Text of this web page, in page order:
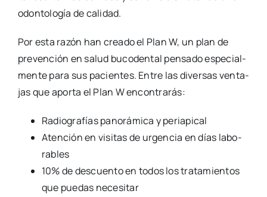
odon­to­lo­gía de cali­dad.
Por esta razón han crea­do el Plan W, un plan de
pre­ven­ción en salud buco­den­tal pen­sa­do espe­cial­
men­te para sus pacien­tes. Entre las diver­sas ven­ta­
jas que apor­ta el Plan W encon­tra­rás:
Radio­gra­fías pano­rá­mi­ca y peria­pi­cal
Aten­ción en visi­tas de urgen­cia en días labo­
ra­bles
10% de des­cuen­to en todos los tra­ta­mien­tos
que pue­das nece­si­tar